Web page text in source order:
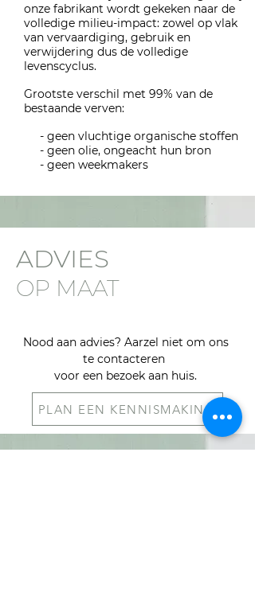
onze fabrikant wordt gekeken naar de
volledige milieu-impact: zowel op vlak
van vervaardiging, gebruik en
verwijdering dus de volledige
levenscyclus.
Grootste verschil met 99% van de
bestaande verven:
- geen vluchtige organische stoffen
- geen olie, ongeacht hun bron
- geen weekmakers
ADVIES
OP MAAT
Nood aan advies? Aarzel niet om ons
te contacteren
voor een bezoek aan huis.
PLAN EEN KENNISMAKING